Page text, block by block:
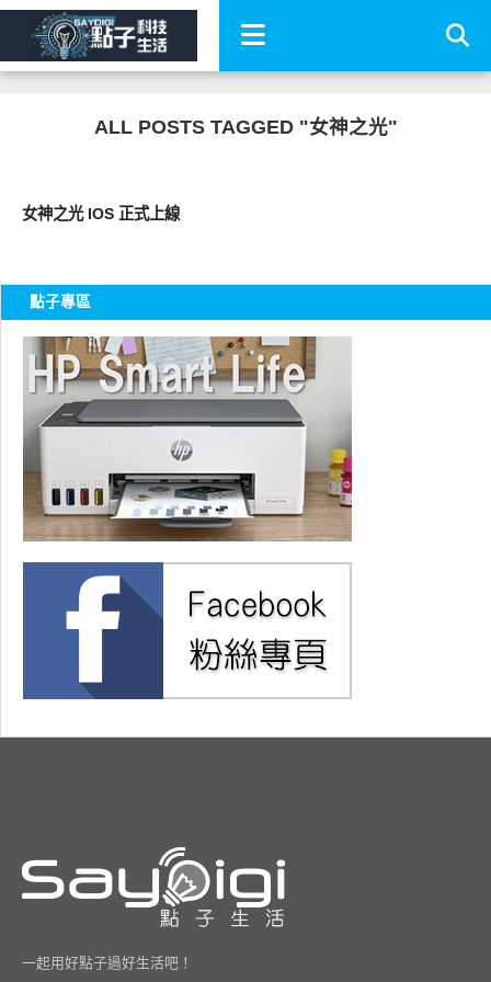
ALL POSTS TAGGED "女神之光"
女神之光 IOS 正式上線
點子專區
一起用好點子過好生活吧！